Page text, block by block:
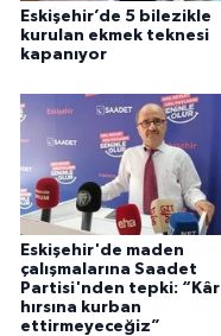
Eskişehir’de 5 bilezikle
kurulan ekmek teknesi
kapanıyor
Eskişehir'de maden
çalışmalarına Saadet
Partisi'nden tepki: “Kâr
hırsına kurban
ettirmeyeceğiz”